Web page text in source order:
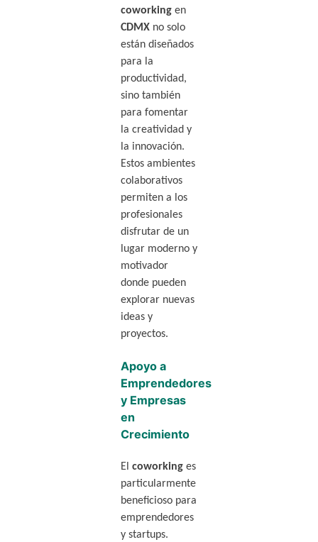
coworkingen
CDMXno solo
están diseñados
para la
productividad,
sino también
para fomentar
la creatividad y
la innovación.
Estos ambientes
colaborativos
permiten a los
profesionales
disfrutar de un
lugar moderno y
motivador
donde pueden
explorar nuevas
ideas y
proyectos.
Apoyo a
Emprendedores
y Empresas
en
Crecimiento
El coworkinges
particularmente
beneficioso para
emprendedores
y startups.